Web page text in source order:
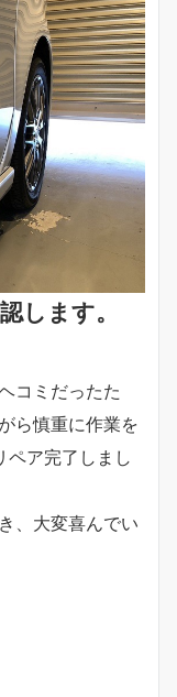
します。
コミだったた
ら慎重に作業を
ペア完了しまし
、大変喜んでい